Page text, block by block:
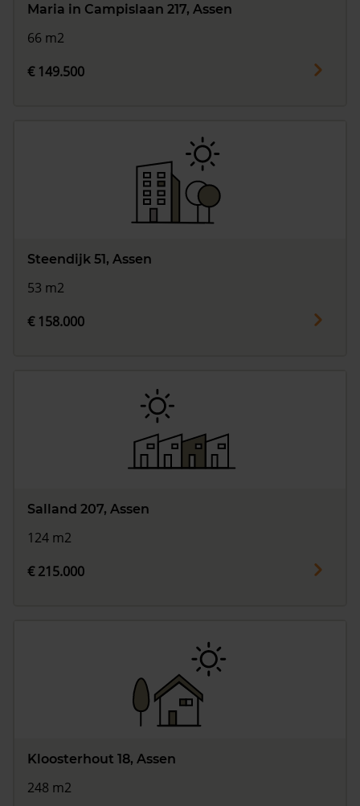
Maria in Campislaan 217, Assen
66 m2
€ 149.500
Steendijk 51, Assen
53 m2
€ 158.000
Salland 207, Assen
124 m2
€ 215.000
Kloosterhout 18, Assen
248 m2